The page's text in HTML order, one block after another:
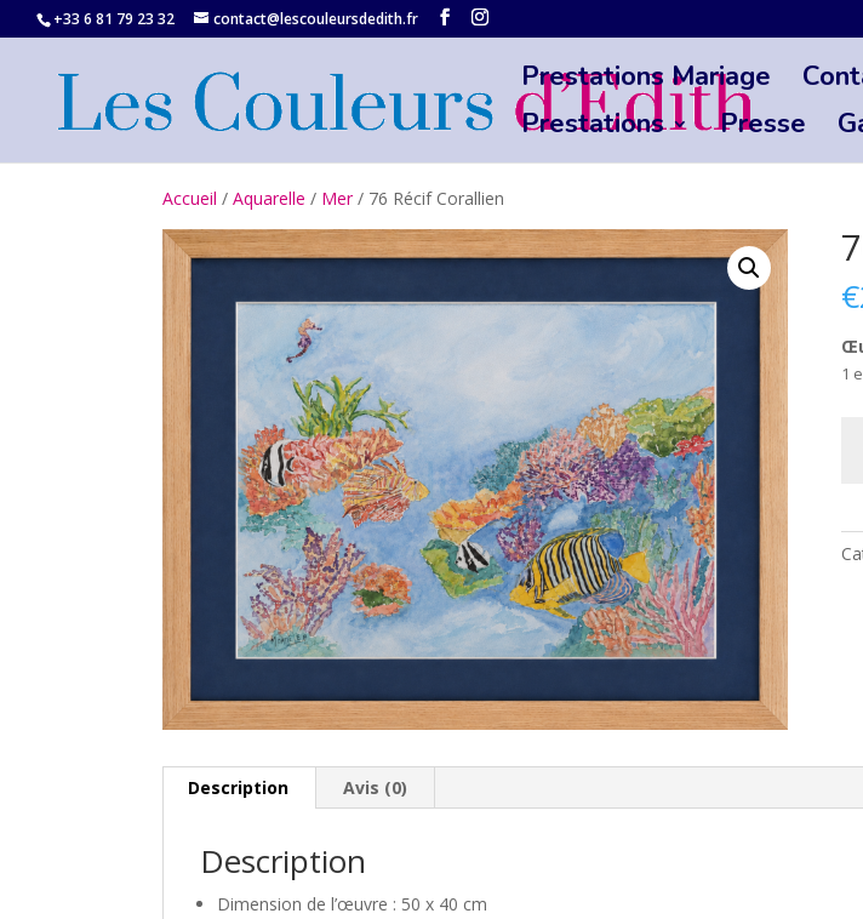
+33 6 81 79 23 32‬ contact@lescouleursdedith.fr
Prestations Mariage
Prestations
Presse
Accueil /Aquarelle / Mer/ 76 Récif Corallien
€
1
Description Avis (0)
Description
Dimension de l’œuvre : 50 x 40 cm